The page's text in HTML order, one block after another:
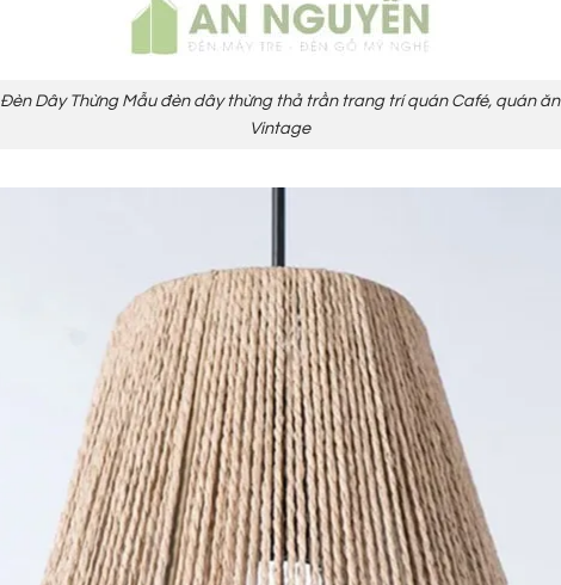
Đèn Dây Thừng Mẫu đèn dây thừng thả trần trang trí quán Café, quán ăn
Vintage